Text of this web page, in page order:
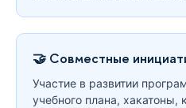
🤝 Совместные
Участие в развитии
учебного плана,